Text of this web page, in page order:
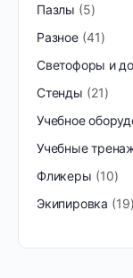
Пазлы
5
Разное 41
Светофоры и
Стенды
21
Учебное
Учебные
Фликеры
10
Экипировка
19